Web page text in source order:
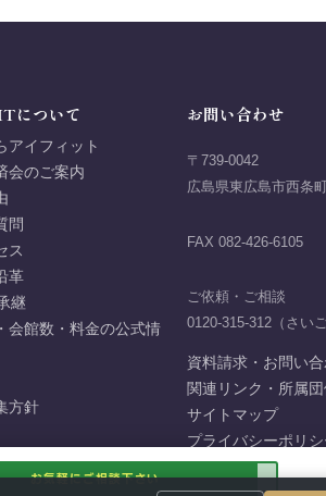
お気軽にご相談下さい
について
アイフィット
会のご案内
問
ス
革
継
会館数・料金の公式情
方針
お問い合わせ
〒739-0042
広島県東広島市西条
FAX 082-426-6105
ご依頼・ご相談
0120-315-312（さい
資料請求・お問い
関連リンク・所属
サイトマップ
プライバシーポリシ